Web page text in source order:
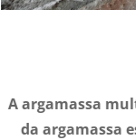
A argamassa
da argamassa